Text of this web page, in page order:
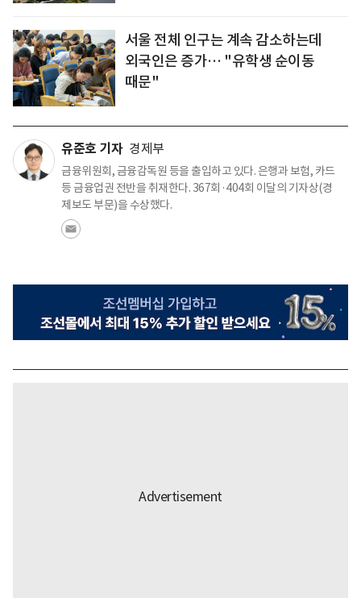
서울 전체 인구는 계속 감소하는데
외국인은 증가… "유학생 순이동
때문"
유준호 기자 경제부
금융위원회, 금융감독원 등을 출입하고 있다. 은행과 보험, 카드
등 금융업권 전반을 취재한다. 367회·404회 이달의 기자상(경
제보도 부문)을 수상했다.